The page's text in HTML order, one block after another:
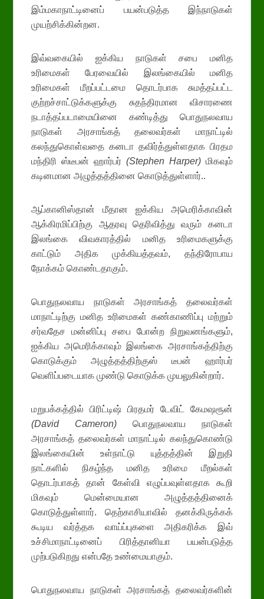
இம்மகாநாட்டினைப் பயன்படுத்த இந்நாடுகள்
முயற்சிக்கின்றன.
இவ்வகையில் ஐக்கிய நாடுகள் சபை மனித
உரிமைகள் பேரவையில் இலங்கையில் மனித
உரிமைகள் மீறப்பட்டமை தொடர்பாக சுமத்தப்பட்ட
குற்றச்சாட்டுக்களுக்கு சுதந்திரமான விசாரணை
நடாத்தப்படாமையினை கண்டித்து பொதுநலவாய
நாடுகள் அரசாங்கத் தலைவர்கள் மாநாட்டில்
கலந்துகொள்வதை கனடா தவிர்த்துள்ளதாக பிரதம
மந்திரி ஸ்டீபன் ஹார்பர் (Stephen Harper)மிகவும்
கடினமான அழுத்தத்தினை கொடுத்துள்ளார்..
ஆப்கானிஸ்தான் மீதான ஐக்கிய அமெரிக்காவின்
ஆக்கிரமிப்பிற்கு ஆதரவு தெரிவித்து வரும் கனடா
இலங்கை விவகாரத்தில் மனித உரிமைகளுக்கு
காட்டும் அதிக முக்கியத்தவம், தந்திரோபாய
நோக்கம் கொண்டதாகும்.
பொதுநலவாய நாடுகள் அரசாங்கத் தலைவர்கள்
மாநாட்டிற்கு மனித உரிமைகள் கண்காணிப்பு மற்றும்
சர்வதேச மன்னிப்பு சபை போன்ற நிறுவனங்களும்,
ஐக்கிய அமெரிக்காவும் இலங்கை அரசாங்கத்திற்கு
கொடுக்கும் அழுத்தத்திற்குஸ் டீபன் ஹார்பர்
வெளிப்படையாக முண்டு கொடுக்க முயலுகின்றார்.
மறுபக்கத்தில் பிரிட்டிஷ் பிரதமர் டேவிட் கேமஷரூன்
(David Cameron) பொதுநலவாய நாடுகள்
அரசாங்கத் தலைவர்கள் மாநாட்டில் கலந்துகொண்டு
இலங்கையின் உள்நாட்டு யுத்தத்தின் இறுதி
நாட்களில் நிகழ்ந்த மனித உரிமை மீறல்கள்
தொடர்பாகத் தான் கேள்வி எழுப்பவுள்ளதாக கூறி
மிகவும் மென்மையான அழுத்தத்தினைக்
கொடுத்துள்ளார். தெற்காசியாவில் தனக்கிருக்கக்
கூடிய வர்த்தக வாய்ப்புகளை அதிகரிக்க இவ்
உச்சிமாநாட்டினைப் பிரித்தானியா பயன்படுத்த
முற்படுகிறது என்பதே உண்மையாகும்.
பொதுநலவாய நாடுகள் அரசாங்கத் தலைவர்களின்